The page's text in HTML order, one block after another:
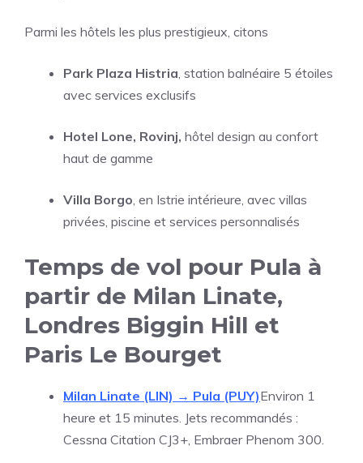
Parmi les hôtels les plus prestigieux, citons
Park Plaza Histria, station balnéaire 5 étoiles
avec services exclusifs
Hotel Lone, Rovinj, hôtel design au confort
haut de gamme
Villa Borgo, en Istrie intérieure, avec villas
privées, piscine et services personnalisés
Temps de vol pour Pula à
partir de Milan Linate,
Londres Biggin Hill et
Paris Le Bourget
Milan Linate (LIN) → Pula (PUY)Environ 1
heure et 15 minutes. Jets recommandés :
Cessna Citation CJ3+, Embraer Phenom 300.